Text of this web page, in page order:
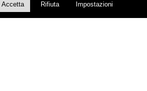
Accetta Rifiuta Impostazioni